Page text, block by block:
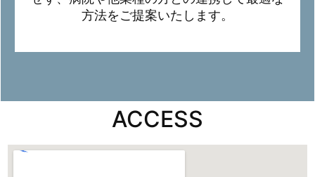
方法をご提案いたします。
ACCESS